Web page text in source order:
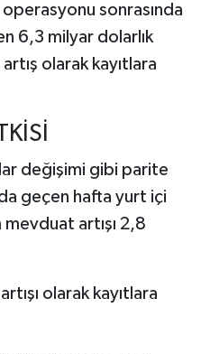
sonrasında
6,3 milyar dolarlık
olarak kayıtlara
değişimi gibi parite
geçen hafta yurt içi
artışı 2,8
olarak kayıtlara